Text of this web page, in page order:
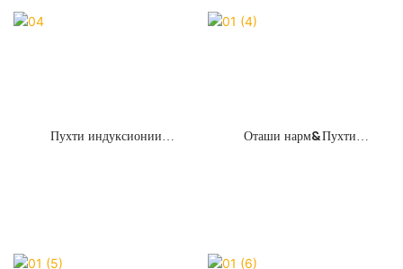
Пухти индуксионии
Оташи нарм&Пухти